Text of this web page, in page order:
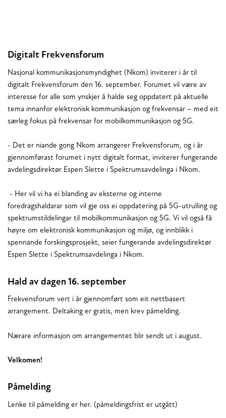
Digitalt Frekvensforum
Nasjonal kommunikasjonsmyndighet (Nkom) inviterer i år til
digitalt Frekvensforum den 16. september. Forumet vil være av
interesse for alle som ynskjer å halde seg oppdatert på aktuelle
tema innanfor elektronisk kommunikasjon og frekvensar – med eit
særleg fokus på frekvensar for mobilkommunikasjon og 5G.
- Det er niande gong Nkom arrangerer Frekvensforum, og i år
gjennomførast forumet i nytt digitalt format, inviterer fungerande
avdelingsdirektør Espen Slette i Spektrumsavdelinga i Nkom.
- Her vil vi ha ei blanding av eksterne og interne
foredragshaldarar som vil gje oss ei oppdatering på 5G-utrulling og
spektrumstildelingar til mobilkommunikasjon og 5G. Vi vil også få
høyre om elektronisk kommunikasjon og miljø, og innblikk i
spennande forskingsprosjekt, seier fungerande avdelingsdirektør
Espen Slette i Spektrumsavdelinga i Nkom.
Hald av dagen 16. september
Frekvensforum vert i år gjennomført som eit nettbasert
arrangement. Deltaking er gratis, men krev påmelding.
Nærare informasjon om arrangementet blir sendt ut i august.
Velkomen!
Påmelding
Lenke til påmelding er her. (påmeldingsfrist er utgått)